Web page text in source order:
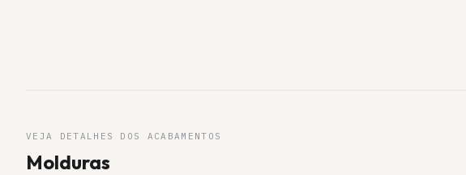
VEJA DETALHES DOS ACABAMENTOS
Molduras